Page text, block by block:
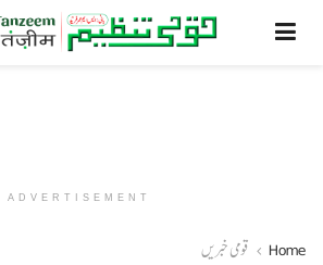
ADVERTISEMENT
Home قومی خبریں